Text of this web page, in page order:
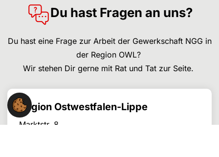
Du hast Fragen an uns?
Du hast eine Frage zur Arbeit der Gewerkschaft NGG in
der Region OWL?
Wir stehen Dir gerne mit Rat und Tat zur Seite.
Region Ostwestfalen-Lippe
Marktstr. 8